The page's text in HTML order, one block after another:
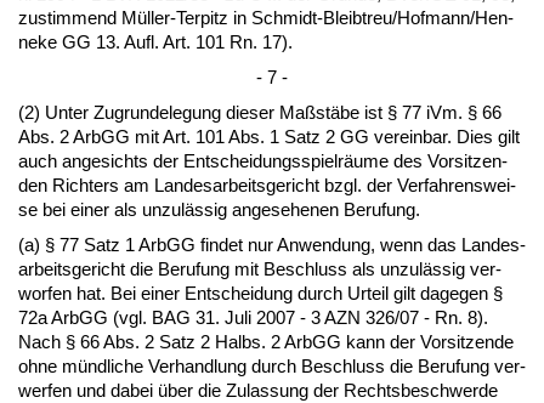
zu­stim­mend Müller-Ter­pitz in Schmidt-Bleib­treu/Hof­mann/Hen­
ne­ke GG 13. Aufl. Art. 101 Rn. 17).
- 7 -
(2) Un­ter Zu­grun­de­le­gung die­ser Maßstäbe ist § 77 iVm. § 66
Abs. 2 ArbGG mit Art. 101 Abs. 1 Satz 2 GG ver­ein­bar. Dies gilt
auch an­ge­sichts der Ent­schei­dungs­spielräume des Vor­sit­zen­
den Rich­ters am Lan­des­ar­beits­ge­richt bzgl. der Ver­fah­rens­wei­
se bei ei­ner als un­zulässig an­ge­se­he­nen Be­ru­fung.
(a) § 77 Satz 1 ArbGG fin­det nur An­wen­dung, wenn das Lan­des­
ar­beits­ge­richt die Be­ru­fung mit Be­schluss als un­zulässig ver­
wor­fen hat. Bei ei­ner Ent­schei­dung durch Ur­teil gilt da­ge­gen §
72a ArbGG (vgl. BAG 31. Ju­li 2007 - 3 AZN 326/07 - Rn. 8).
Nach § 66 Abs. 2 Satz 2 Halbs. 2 ArbGG kann der Vor­sit­zen­de
oh­ne münd­li­che Ver­hand­lung durch Be­schluss die Be­ru­fung ver­
wer­fen und da­bei über die Zu­las­sung der Rechts­be­schwer­de